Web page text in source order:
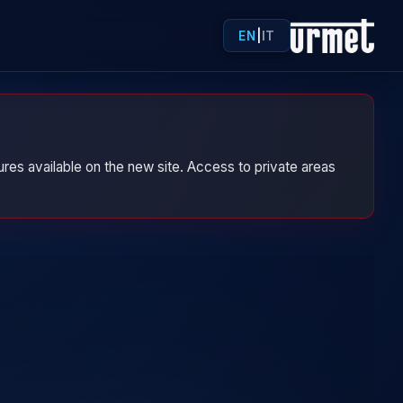
EN IT
available on the new site. Access to private areas